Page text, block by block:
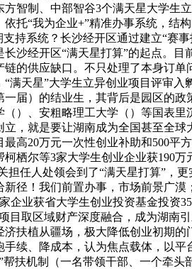
智制、中部智谷3个满天星大学生
托“我为企业+”精准办事系统，结
持系统？长沙经开区通过建立“赛
沙经开区“满天星打算”的起点。
的供应缺口。不只处理了本身订
满天星”大学生立异创业项目评审
届）的结业生，其背后是园区的
（）、安粗略理工大学（）等国表
，就是要让湖南成为全国甚至全
高20万元一次性创业补助和500
栖尔等3家大学生创业企业获190
担任人处领会到了“满天星打算”，
径！我们前置办事，市场前景广
企业获省大学生创业投资基金投资
目取区域财产深度融合，成为湖南
扶植从疆场，极大降低创业初期
续、降成本，认为焦点载体，以
扶机制（一名带领干部、一个牵